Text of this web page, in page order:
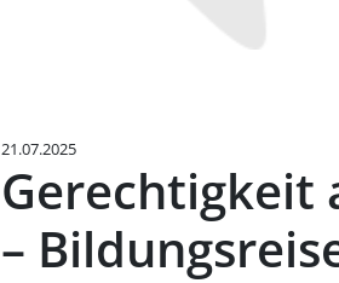
21.07.2025
Gerechtigkeit
–